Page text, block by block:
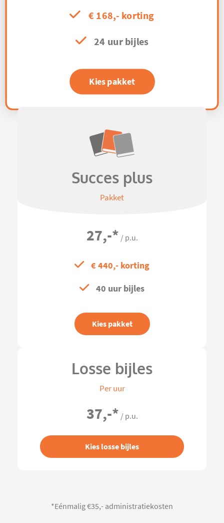
€ 168,- korting
24 uur bijles
Kies pakket
Succes plus
Pakket
27,-* / p.u.
€ 440,- korting
40 uur bijles
Kies pakket
Losse bijles
Per uur
37,-* / p.u.
Kies losse bijles
*Eénmalig €35,- administratiekosten